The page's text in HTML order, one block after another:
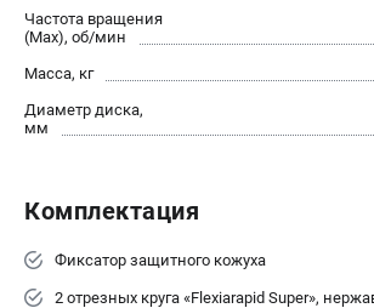
Аккумуляторные перфораторы
Аккумуляторные лобзики
Частота вращения
(Max), об/мин
Масса, кг
Диаметр диска,
мм
Комплектация
Фиксатор защитного кожуха
2 отрезных круга «Flexiarapid Super»,